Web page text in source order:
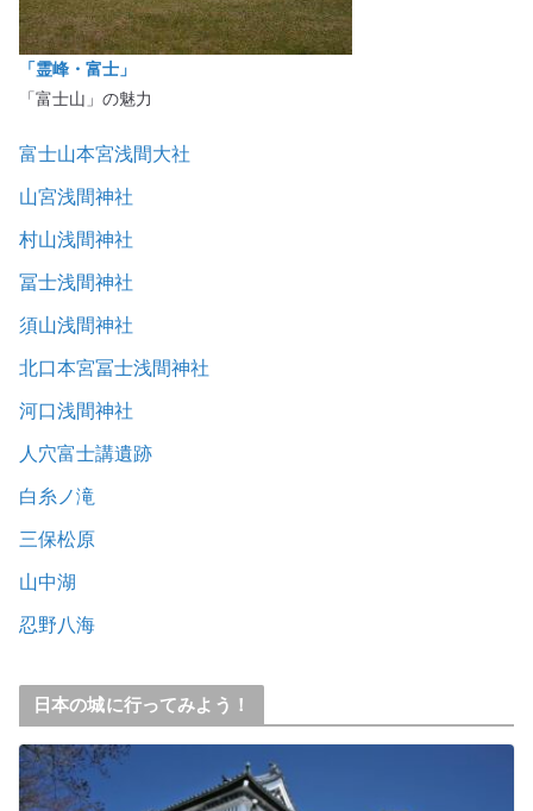
「霊峰・富士」
「富士山」の魅力
富士山本宮浅間大社
山宮浅間神社
村山浅間神社
冨士浅間神社
須山浅間神社
北口本宮冨士浅間神社
河口浅間神社
人穴富士講遺跡
白糸ノ滝
三保松原
山中湖
忍野八海
日本の城に行ってみよう！